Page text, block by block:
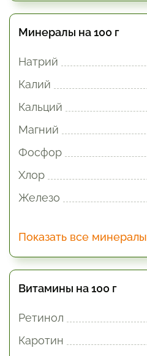
Минералы на 100 г
Натрий
Калий
Кальций
Магний
Фосфор
Хлор
Железо
Показать все минералы
Витамины на 100 г
Ретинол
Каротин